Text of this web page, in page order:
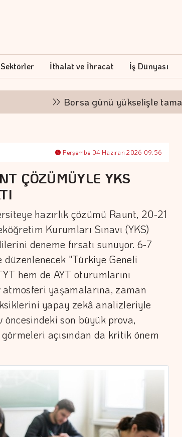
Sektörler İthalat ve İhracat İş Dünyası
Borsa günü yükselişle tamamladı
Perşembe 04 Haziran 2026 09:56
ÇÖZÜMÜYLE YKS
hazırlık çözümü Raunt, 20-21
Kurumları Sınavı (YKS)
deneme fırsatı sunuyor. 6-7
"Türkiye Geneli
hem de AYT oturumlarını
yaşamalarına, zaman
yapay zekâ analizleriyle
öncesindeki son büyük prova,
açısından da kritik önem